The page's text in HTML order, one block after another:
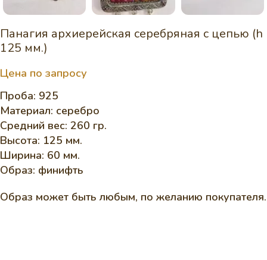
Панагия архиерейская серебряная с цепью (h
125 мм.)
Цена по запросу
Проба: 925
Материал: серебро
Средний вес: 260 гр.
Высота: 125 мм.
Ширина: 60 мм.
Образ: финифть
Образ может быть любым, по желанию покупателя.